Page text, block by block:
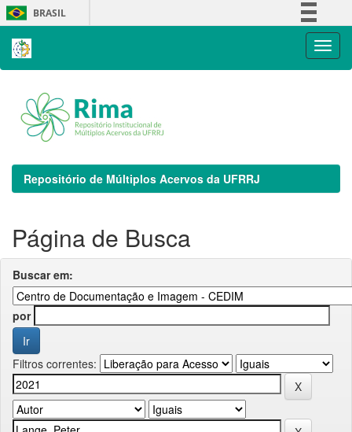
Skip
navigation
BRASIL
Repositório de Múltiplos Acervos da UFRRJ
Página de Busca
Buscar em:
por
Filtros correntes: